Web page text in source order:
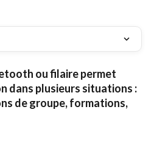
ou filaire permet
dans plusieurs situations :
de groupe, formations,